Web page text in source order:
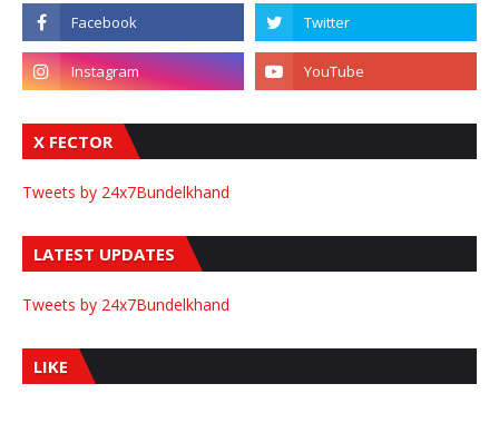
X FECTOR
Tweets by 24x7Bundelkhand
LATEST UPDATES
Tweets by 24x7Bundelkhand
LIKE